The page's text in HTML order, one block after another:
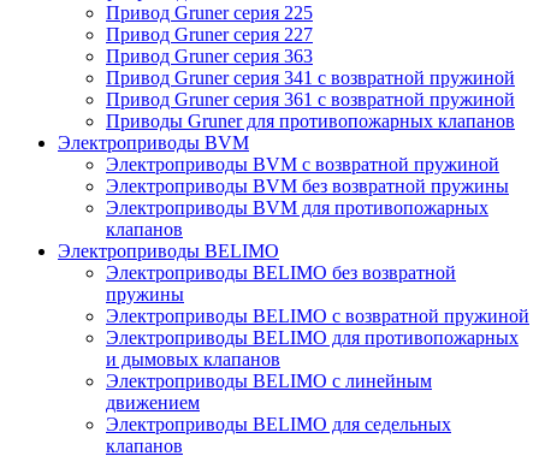
Привод Gruner серия 225
Привод Gruner серия 227
Привод Gruner серия 363
Привод Gruner серия 341 с возвратной пружиной
Привод Gruner серия 361 с возвратной пружиной
Приводы Gruner для противопожарных клапанов
Электроприводы BVM
Электроприводы BVM с возвратной пружиной
Электроприводы BVM без возвратной пружины
Электроприводы BVM для противопожарных
клапанов
Электроприводы BELIMO
Электроприводы BELIMO без возвратной
пружины
Электроприводы BELIMO с возвратной пружиной
Электроприводы BELIMO для противопожарных
и дымовых клапанов
Электроприводы BELIMO с линейным
движением
Электроприводы BELIMO для седельных
клапанов